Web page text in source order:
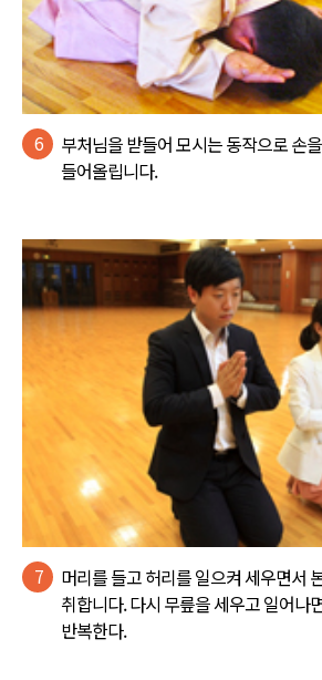
6
부처님을 받들어 모시는 동작으로 손
들어올립니다.
7
머리를 들고 허리를 일으켜 세우면서
취합니다. 다시 무릎을 세우고 일어나
반복한다.